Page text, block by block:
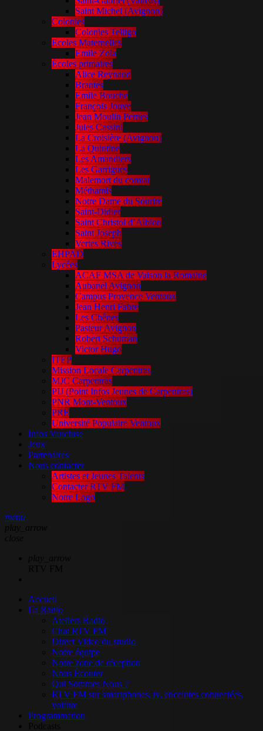
Saint Michel (Avignon)
Colonies
Colonies Telligo
Ecoles Maternelles
Emile Zola
Écoles primaires
Alice Reynaud
Brantes
Emile Bouche
François Jouve
Jean Moulin Pernes
Jules Cassini
La Croisière (Avignon)
La Quintine
Les Amandiers
Les Garrigues
Malemort du comtat
Méthamis
Notre Dame du Sourire
Saint-Didier
Saint Christol d’Albion
Saint Joseph
Vertes Rives
EHPAD
Lycées
ACAF MSA de Vaison la Romaine
Aubanel Avignon
Campus Provence Ventoux
Jean Henri Fabre
Les Chênes
Pasteur Avignon
Robert Schuman
Victor Hugo
ITEP
Mission Locale Carpentras
MJC Carpentras
PIJ (Point Infos Jeunes de Carpentras)
PNR Mont-Ventoux
PRE
Université Populaire Ventoux
Infos Vaucluse
Jeux
Partenaires
Nous contacter
Artistes et Jeunes Talents
Contacter RTV FM
Notre Logo
menu
Accueil
La Radio
Ateliers Radio
Chat RTV FM
Direct Video du studio
Notre équipe
Notre zone de réception
Nous Écouter
Qui Sommes Nous ?
RTV FM sur smartphones, tv, enceintes connectées,
voiture
Programmation